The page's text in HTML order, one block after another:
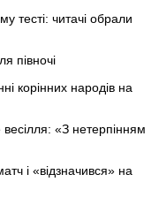
тесті: читачі обрали
півночі
корінних народів на
«З нетерпінням
і «відзначився» на